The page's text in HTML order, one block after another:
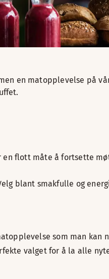
en matopplevelse på
flott måte å fortsette
blant smakfulle og
som man kan
valget for å la alle